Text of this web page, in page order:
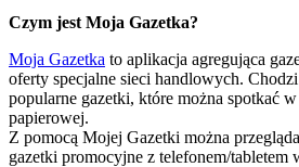
Czym jest Moja Gazetka?
Moja Gazetka to aplikacja agregująca
oferty specjalne sieci handlowych.
popularne gazetki, które można spotkać
papierowej.
Z pomocą Mojej Gazetki można
gazetki promocyjne z telefonem/tabletem